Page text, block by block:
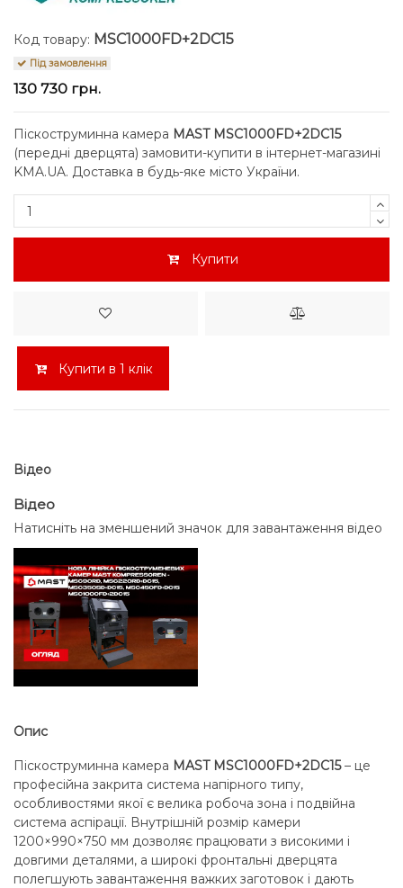
Код товару: MSC1000FD+2DC15
Під замовлення
130 730 грн.
Піскоструминна камера MAST MSC1000FD+2DC15
(передні дверцята) замовити-купити в інтернет-магазині
KMA.UA. Доставка в будь-яке місто України.
Купити
Купити в 1 клік
Відео
Відео
Натисніть на зменшений значок для завантаження відео
Опис
Піскоструминна камера MAST MSC1000FD+2DC15– це
професійна закрита система напірного типу,
особливостями якої є велика робоча зона і подвійна
система аспірації. Внутрішній розмір камери
1200×990×750 мм дозволяє працювати з високими і
довгими деталями, а широкі фронтальні дверцята
полегшують завантаження важких заготовок і дають